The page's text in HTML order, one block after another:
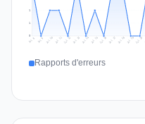
1
1
Jul 8 Jul 9 Jul 10 Jul 11 Jul 12 Jul 13 Jul 14 Jul 15 Jul 16 Jul 17 Jul 18 Jul 19 Jul 20
Rapports d'erreurs